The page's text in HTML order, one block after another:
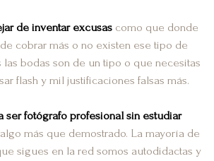
de inventar excusas como que donde
cobrar más o no existen ese tipo de
bodas son de un tipo o que necesitas
flash y mil justificaciones falsas más.
ser fotógrafo profesional sin estudiar
más que demostrado. La mayoría de
sigues en la red somos autodidactas y